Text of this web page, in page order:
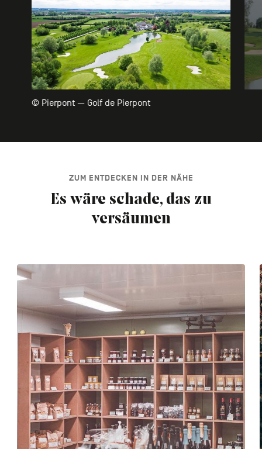
© Pierpont — Golf de Pierpont
ZUM ENTDECKEN IN DER NÄHE
Es wäre schade, das zu
versäumen